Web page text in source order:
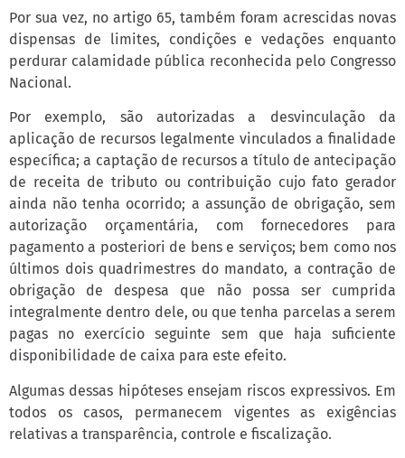
Por sua vez, no artigo 65, também foram acrescidas novas
dispensas de limites, condições e vedações enquanto
perdurar calamidade pública reconhecida pelo Congresso
Nacional.
Por exemplo, são autorizadas a desvinculação da
aplicação de recursos legalmente vinculados a finalidade
específica; a captação de recursos a título de antecipação
de receita de tributo ou contribuição cujo fato gerador
ainda não tenha ocorrido; a assunção de obrigação, sem
autorização orçamentária, com fornecedores para
pagamento a posteriori de bens e serviços; bem como nos
últimos dois quadrimestres do mandato, a contração de
obrigação de despesa que não possa ser cumprida
integralmente dentro dele, ou que tenha parcelas a serem
pagas no exercício seguinte sem que haja suficiente
disponibilidade de caixa para este efeito.
Algumas dessas hipóteses ensejam riscos expressivos. Em
todos os casos, permanecem vigentes as exigências
relativas a transparência, controle e fiscalização.